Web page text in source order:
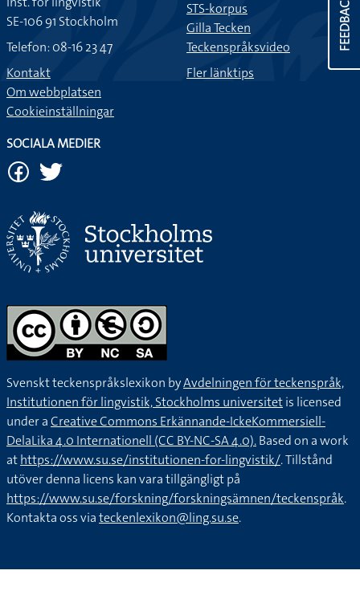
FEEDBACK
SE-106 91 Stockholm
Telefon: 08-16 23 47
Kontakt
Om webbplatsen
Cookieinställningar
STS-korpus
Gilla Tecken
Teckenspråksvideo
Fler länktips
SOCIALA MEDIER
Svenskt teckenspråkslexikon byAvdelningen för teckenspråk,
Institutionen för lingvistik, Stockholms universitetis licensed
under aCreative Commons Erkännande-IckeKommersiell-
DelaLika 4.0 Internationell (CC BY-NC-SA 4.0).Based on a work
athttps://www.su.se/institutionen-for-lingvistik/. Tillstånd
utöver denna licens kan vara tillgängligt på
https://www.su.se/forskning/forskningsämnen/teckenspråk.
Kontakta oss viateckenlexikon@ling.su.se.